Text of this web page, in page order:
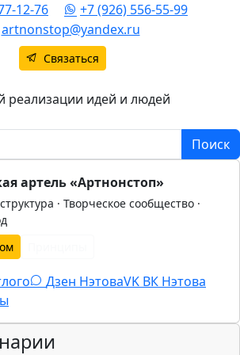
12-76
+7 (926) 556-55-99
artnonstop@yandex.ru
Связаться
реализации идей и людей
Поиск
артель «Артнонстоп»
· Творческое сообщество ·
Дзен НэтоваVK ВК Нэтова